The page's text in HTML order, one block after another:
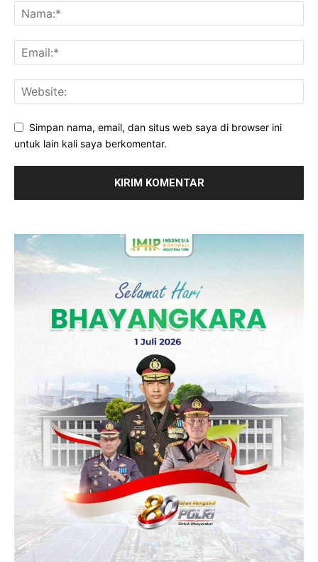
Simpan nama, email, dan situs web saya di browser ini
untuk lain kali saya berkomentar.